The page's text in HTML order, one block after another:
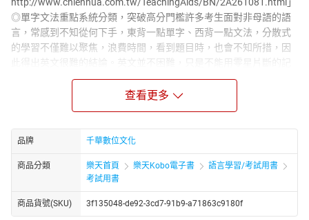
◎單字文法重點系統分類，突破高分門檻許多考生面對非母語的語
言，常感到不知從何下手，東背一點單字、西背一點文法，分散式
的學習不僅難以聚焦，浪費時間，看到題目時，也會不知所措，因
此得出英文很難的結論。英文並不困難，只是不能用零星片斷的記
憶去理解，所以需要有系統的分類整理，本書歸納整理常考的單字
重點及詞類變化方式、文法演練、閱讀翻譯，考生只要依照作者編
排順序多加練習，可從中加強理解與記憶。◎彙整郵政考試常用名
郵政相關的常用字彙、英文國名、地名譯寫原則、街道名稱英譯摘
錄等，做一統整。也將所有曾考過的以及重要的單字、片語、文
法、句型、會話、綜合測驗等重新編寫彙整，以方便考生閱讀，強
化應考實力。 ◎收錄最新試題及寫析，掌握命題趨勢要能掌握考試
的得分關鍵，除了平時的努力、熟讀課文內容外，最重要的是練習
歷屆考題，因此本書在書末收錄了收錄中華郵政近年與最新試題，
查看更多
品牌 千華數位文化
商品分類 樂天首頁 樂天Kobo電子書
語言學習/考試用書
考試用書
商品貨號(SKU) 3f135048-de92-3cd7-91b9-a71863c9180f